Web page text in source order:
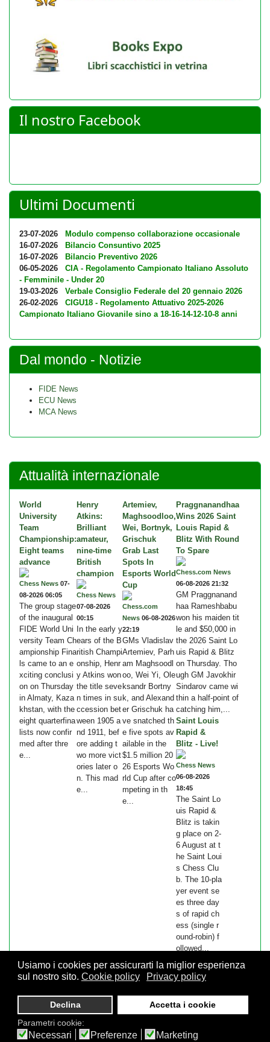
Usiamo i cookies per assicurarti la miglior esperienza
sul nostro sito. Cookie policy Privacy policy
Declina
Accetta i cookie
Parametri cookie:
Necessari Preferenze Marketing
Il nostro Facebook
Ultimi Documenti
23-07-2026
Modulo compenso collaborazione occasionale
16-07-2026
Bilancio Consuntivo 2025
16-07-2026
Bilancio Preventivo 2026
06-05-2026
CIA - Regolamento Campionato Italiano Assoluto
- Femminile - Under 20
19-03-2026
Verbale Consiglio Federale del 20 gennaio 2026
26-02-2026
CIGU18 - Regolamento Attuativo 2025-2026
Campionato Italiano Giovanile sino a 18-16-14-12-10-8 anni
Dal mondo - Notizie
FIDE News
ECU News
MCA News
Attualità internazionale
World
University
Team
Championship:
Eight teams
advance
Chess News 07-
08-2026 06:05
The group stage
of the inaugural
FIDE World Uni
versity Team Ch
ampionship Fina
ls came to an e
xciting conclusi
on on Thursday
in Almaty, Kaza
khstan, with the
eight quarterfina
lists now confir
med after thre
e...
Henry
Atkins:
Brilliant
amateur,
nine-time
British
champion
Chess News
07-08-2026
00:15
In the early y
ears of the B
ritish Champi
onship, Henr
y Atkins won
the title seve
n times in su
ccession bet
ween 1905 a
nd 1911, bef
ore adding t
wo more vict
ories later o
n. This mad
e...
Artemiev,
Maghsoodloo,
Wei, Bortnyk,
Grischuk
Grab Last
Spots In
Esports World
Cup
Chess.com
News 06-08-2026
22:19
GMs Vladislav
Artemiev, Parh
am Maghsoodl
oo, Wei Yi, Ole
ksandr Bortny
k, and Alexand
er Grischuk ha
ve snatched th
e five spots av
ailable in the
$1.5 million 20
26 Esports Wo
rld Cup after co
mpeting in th
e...
Praggnanandhaa
Wins 2026 Saint
Louis Rapid &
Blitz With Round
To Spare
Chess.com News
06-08-2026 21:32
GM Praggnanand
haa Rameshbabu
won his maiden tit
le and $50,000 in
the 2026 Saint Lo
uis Rapid & Blitz
on Thursday. Tho
ugh GM Javokhir
Sindarov came wi
thin a half-point of
catching him,...
Saint Louis
Rapid &
Blitz - Live!
Chess News
06-08-2026
18:45
The Saint Lo
uis Rapid &
Blitz is takin
g place on 2-
6 August at t
he Saint Loui
s Chess Clu
b. The 10-pla
yer event se
es three day
s of rapid ch
ess (single r
ound-robin) f
ollowed...
© 2026 FSI - Federazione Scacchistica Italiana - V.le Regina
Giovanna, 12 - 20129 Milano - CF. 80105170155 - P. Iva
10013490155 - Email fsi@federscacchi.it - Tel. 02.86464369 -
Privacy